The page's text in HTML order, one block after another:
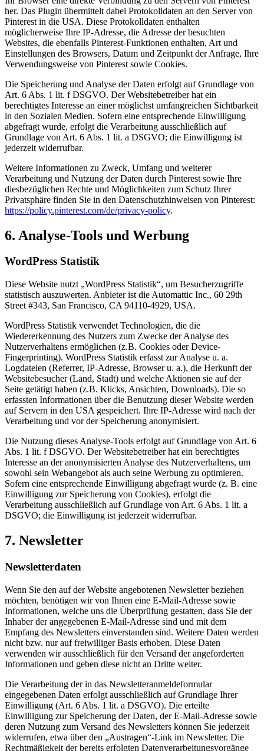
her. Das Plugin übermittelt dabei Protokolldaten an den Server von
Pinterest in die USA. Diese Protokolldaten enthalten
möglicherweise Ihre IP-Adresse, die Adresse der besuchten
Websites, die ebenfalls Pinterest-Funktionen enthalten, Art und
Einstellungen des Browsers, Datum und Zeitpunkt der Anfrage, Ihre
Verwendungsweise von Pinterest sowie Cookies.
Die Speicherung und Analyse der Daten erfolgt auf Grundlage von
Art. 6 Abs. 1 lit. f DSGVO. Der Websitebetreiber hat ein
berechtigtes Interesse an einer möglichst umfangreichen Sichtbarkeit
in den Sozialen Medien. Sofern eine entsprechende Einwilligung
abgefragt wurde, erfolgt die Verarbeitung ausschließlich auf
Grundlage von Art. 6 Abs. 1 lit. a DSGVO; die Einwilligung ist
jederzeit widerrufbar.
Weitere Informationen zu Zweck, Umfang und weiterer
Verarbeitung und Nutzung der Daten durch Pinterest sowie Ihre
diesbezüglichen Rechte und Möglichkeiten zum Schutz Ihrer
Privatsphäre finden Sie in den Datenschutzhinweisen von Pinterest:
https://policy.pinterest.com/de/privacy-policy.
6. Analyse-Tools und Werbung
WordPress Statistik
Diese Website nutzt „WordPress Statistik“, um Besucherzugriffe
statistisch auszuwerten. Anbieter ist die Automattic Inc., 60 29th
Street #343, San Francisco, CA 94110-4929, USA.
WordPress Statistik verwendet Technologien, die die
Wiedererkennung des Nutzers zum Zwecke der Analyse des
Nutzerverhaltens ermöglichen (z.B. Cookies oder Device-
Fingerprinting). WordPress Statistik erfasst zur Analyse u. a.
Logdateien (Referrer, IP-Adresse, Browser u. a.), die Herkunft der
Websitebesucher (Land, Stadt) und welche Aktionen sie auf der
Seite getätigt haben (z.B. Klicks, Ansichten, Downloads). Die so
erfassten Informationen über die Benutzung dieser Website werden
auf Servern in den USA gespeichert. Ihre IP-Adresse wird nach der
Verarbeitung und vor der Speicherung anonymisiert.
Die Nutzung dieses Analyse-Tools erfolgt auf Grundlage von Art. 6
Abs. 1 lit. f DSGVO. Der Websitebetreiber hat ein berechtigtes
Interesse an der anonymisierten Analyse des Nutzerverhaltens, um
sowohl sein Webangebot als auch seine Werbung zu optimieren.
Sofern eine entsprechende Einwilligung abgefragt wurde (z. B. eine
Einwilligung zur Speicherung von Cookies), erfolgt die
Verarbeitung ausschließlich auf Grundlage von Art. 6 Abs. 1 lit. a
DSGVO; die Einwilligung ist jederzeit widerrufbar.
7. Newsletter
Newsletter­daten
Wenn Sie den auf der Website angebotenen Newsletter beziehen
möchten, benötigen wir von Ihnen eine E-Mail-Adresse sowie
Informationen, welche uns die Überprüfung gestatten, dass Sie der
Inhaber der angegebenen E-Mail-Adresse sind und mit dem
Empfang des Newsletters einverstanden sind. Weitere Daten werden
nicht bzw. nur auf freiwilliger Basis erhoben. Diese Daten
verwenden wir ausschließlich für den Versand der angeforderten
Informationen und geben diese nicht an Dritte weiter.
Die Verarbeitung der in das Newsletteranmeldeformular
eingegebenen Daten erfolgt ausschließlich auf Grundlage Ihrer
Einwilligung (Art. 6 Abs. 1 lit. a DSGVO). Die erteilte
Einwilligung zur Speicherung der Daten, der E-Mail-Adresse sowie
deren Nutzung zum Versand des Newsletters können Sie jederzeit
widerrufen, etwa über den „Austragen“-Link im Newsletter. Die
Rechtmäßigkeit der bereits erfolgten Datenverarbeitungsvorgänge